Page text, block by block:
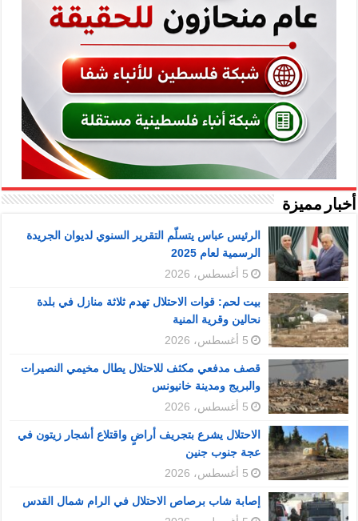
أخبار مميزة
الرئيس عباس يتسلّم التقرير السنوي لديوان الجريدة
الرسمية لعام 2025
5 أغسطس، 2026
بيت لحم: قوات الاحتلال تهدم ثلاثة منازل في بلدة
نحالين وقرية المنية
5 أغسطس، 2026
قصف مدفعي مكثف للاحتلال يطال مخيمي النصيرات
والبريج ومدينة خانيونس
5 أغسطس، 2026
الاحتلال يشرع بتجريف أراضٍ واقتلاع أشجار زيتون في
عجة جنوب جنين
5 أغسطس، 2026
إصابة شاب برصاص الاحتلال في الرام شمال القدس